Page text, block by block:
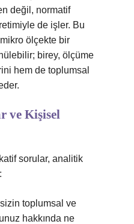
değil, normatif
de işler. Bu
ölçekte bir
birey, ölçüme
hem de toplumsal
ve Kişisel
sorular, analitik
toplumsal ve
hakkında ne